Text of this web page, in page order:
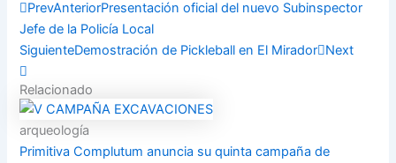
PrevAnteriorPresentación oficial del nuevo Subinspector
Jefe de la Policía Local
SiguienteDemostración de Pickleball en El Mirador Next
Relacionado
arqueología
Primitiva Complutum anuncia su quinta campaña de